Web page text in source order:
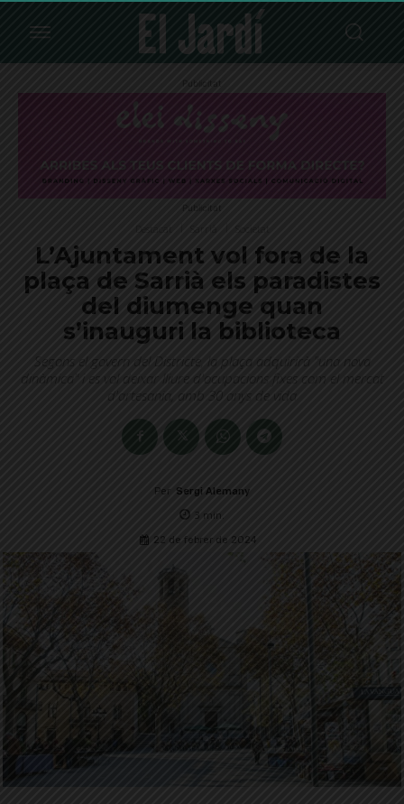
Publicitat
Publicitat
L’Ajuntament vol fora de la
plaça de Sarrià els paradistes
del diumenge quan
s’inauguri la biblioteca
Segons el govern del Districte, la plaça adquirirà "una nova
dinàmica" i es vol deixar lliure d'ocupacions fixes com el mercat
d'artesania, amb 30 anys de vida
Per Sergi Alemany
3 min.
22 de febrer de 2024